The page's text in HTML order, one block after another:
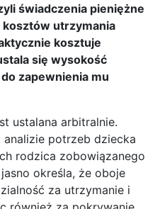
świadczenia pieniężne
utrzymania
kosztuje
się wysokość
zapewnienia mu
ustalana arbitralnie.
analizie potrzeb dziecka
rodzica zobowiązanego
określa, że oboje
za utrzymanie i